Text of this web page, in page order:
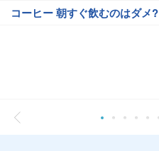
コーヒー 朝すぐ飲むのはダメ?